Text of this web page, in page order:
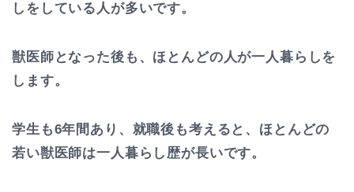
しをしている人が多いです。
獣医師となった後も、ほとんどの人が一人暮らしを
します。
学生も6年間あり、就職後も考えると、ほとんどの
若い獣医師は一人暮らし歴が長いです。